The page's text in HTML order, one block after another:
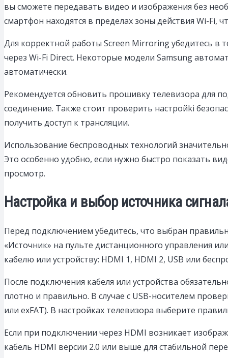
вы сможете передавать видео и изображения без
смартфон находятся в пределах зоны действия Wi-Fi,
Для корректной работы Screen Mirroring убедитесь
через Wi-Fi Direct. Некоторые модели Samsung
автоматически.
Рекомендуется обновить прошивку телевизора для
соединение. Также стоит проверить настройki
получить доступ к трансляции.
Использование беспроводных технологий
Это особенно удобно, если нужно быстро показать
просмотр.
Настройка и выбор источника
Перед подключением убедитесь, что выбран
«Источник» на пульте дистанционного управления
кабелю или устройству: HDMI 1, HDMI 2, USB или
После подключения кабеля или устройства
плотно и правильно. В случае с USB-носителем
или exFAT). В настройках телевизора выберите
Если при подключении через HDMI возникает
кабель HDMI версии 2.0 или выше для стабильной